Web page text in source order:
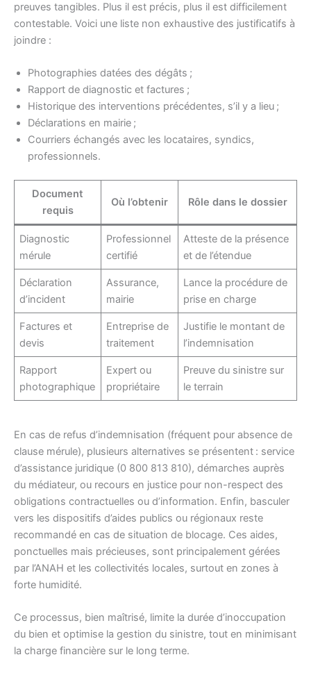
preuves tangibles. Plus il est précis, plus il est difficilement
contestable. Voici une liste non exhaustive des justificatifs à
joindre :
Photographies datées des dégâts ;
Rapport de diagnostic et factures ;
Historique des interventions précédentes, s’il y a lieu ;
Déclarations en mairie ;
Courriers échangés avec les locataires, syndics,
professionnels.
Document
requis
Où l’obtenir Rôle dans le dossier
Diagnostic
mérule
Professionnel
certifié
Atteste de la présence
et de l’étendue
Déclaration
d’incident
Assurance,
mairie
Lance la procédure de
prise en charge
Factures et
devis
Entreprise de
traitement
Justifie le montant de
l’indemnisation
Rapport
photographique
Expert ou
propriétaire
Preuve du sinistre sur
le terrain
En cas de refus d’indemnisation (fréquent pour absence de
clause mérule), plusieurs alternatives se présentent : service
d’assistance juridique (0 800 813 810), démarches auprès
du médiateur, ou recours en justice pour non-respect des
obligations contractuelles ou d’information. Enfin, basculer
vers les dispositifs d’aides publics ou régionaux reste
recommandé en cas de situation de blocage. Ces aides,
ponctuelles mais précieuses, sont principalement gérées
par l’ANAH et les collectivités locales, surtout en zones à
forte humidité.
Ce processus, bien maîtrisé, limite la durée d’inoccupation
du bien et optimise la gestion du sinistre, tout en minimisant
la charge financière sur le long terme.